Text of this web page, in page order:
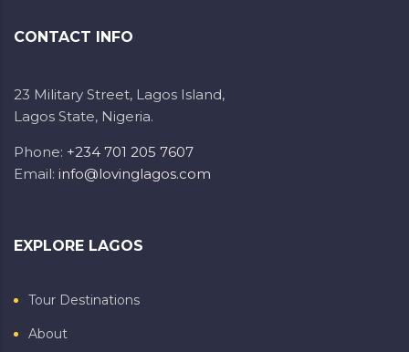
CONTACT INFO
23 Military Street, Lagos Island,
Lagos State, Nigeria.
Phone: +234 701 205 7607
Email: info@lovinglagos.com
EXPLORE LAGOS
Tour Destinations
About